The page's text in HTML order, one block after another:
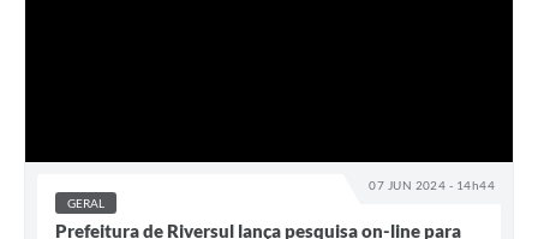
07 JUN 2024 - 14h44
GERAL
Prefeitura de Riversul lança pesquisa on-line para